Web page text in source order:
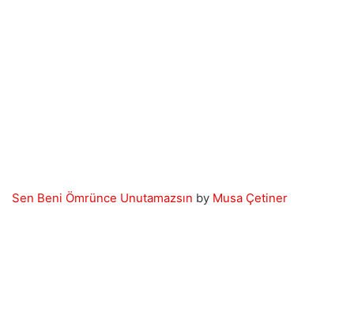
Sen Beni Ömrünce Unutamazsın by Musa Çetiner